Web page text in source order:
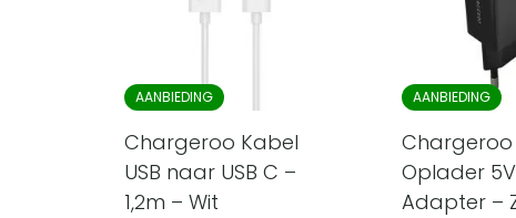
AANBIEDING
Chargeroo Kabel
USB naar USB C –
1,2m – Wit
AANBIEDING
Chargeroo
Oplader
Adapter –